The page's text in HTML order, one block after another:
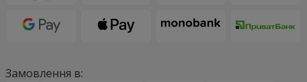
Замовлення в: